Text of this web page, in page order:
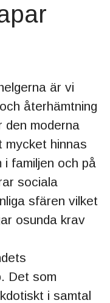
är vi
återhämtning
den moderna
mycket hinnas
i familjen och på
sociala
sfären vilket
osunda krav
Det som
i samtal